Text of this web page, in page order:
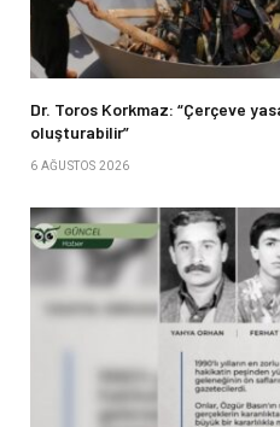
Dr. Toros Korkmaz: “Çerçeve
oluşturabilir”
6 AĞUSTOS 2026